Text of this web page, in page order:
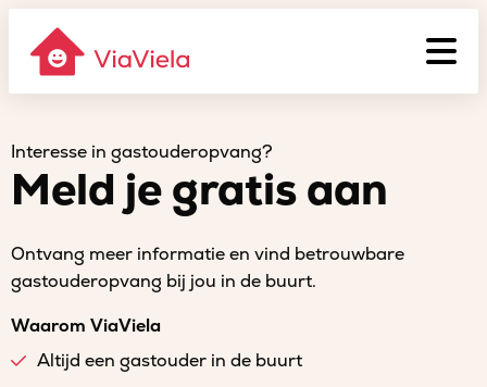
Interesse in gastouderopvang?
Meld je gratis aan
Ontvang meer informatie en vind betrouwbare
gastouderopvang bij jou in de buurt.
Waarom ViaViela
Altijd een gastouder in de buurt